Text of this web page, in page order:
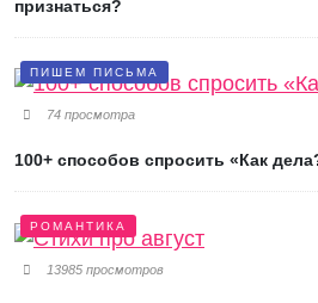
признаться?
ПИШЕМ ПИСЬМА
74 просмотра
100+ способов спросить «Как
РОМАНТИКА
13985 просмотров